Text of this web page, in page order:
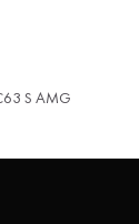
S AMG